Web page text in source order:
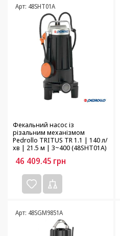
Арт: 48SHT01A
Фекальний насос із
різальним механізмом
Pedrollo TRITUS TR 1.1 | 140 л/
хв | 21.5 м | 3~400 (48SHT01A)
46 409.45 грн
Арт: 48SGM9851A